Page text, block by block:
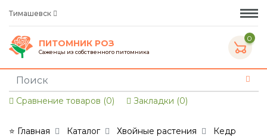
Тимашевск
ПИТОМНИК РОЗ
Саженцы из собственного питомника
0
Сравнение товаров (0) Закладки (0)
⭐ Главная Каталог Хвойные растения
Кедр